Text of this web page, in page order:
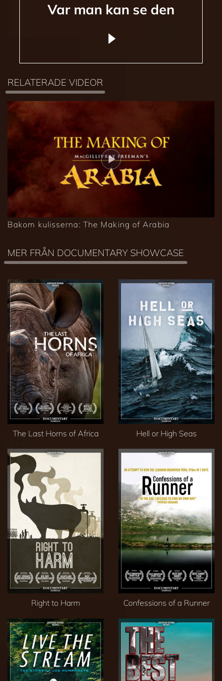
Var man kan se den
RELATERADE VIDEOR
Bakom kulisserna: The Making of Arabia
MER FRÅN DOCUMENTARY SHOWCASE
The Last Horns of Africa Hell or High Seas
Right to Harm Confessions of a Runner